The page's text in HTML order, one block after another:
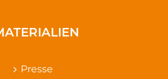
Presse